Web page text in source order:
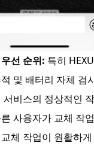
선 순위: 특히
및 배터리 자체 검
서비스의 정상적인
사용자가 교체 작
체 작업이 원활하